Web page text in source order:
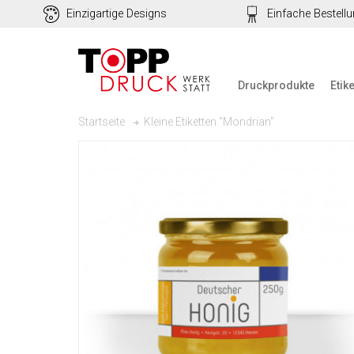
Einzigartige Designs Einfache
Druckprodukte
Startseite Kleine Etiketten "Mondrian"